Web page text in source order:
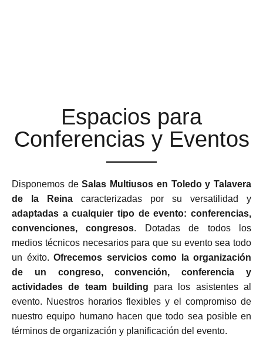
Espacios para
Conferencias y Eventos
Disponemos deSalas Multiusos en Toledo y Talavera
de la Reina caracterizadas por su versatilidad y
adaptadas a cualquier tipo de evento: conferencias,
convenciones, congresos. Dotadas de todos los
medios técnicos necesarios para que su evento sea todo
un éxito. Ofrecemos servicios como la organización
de un congreso, convención, conferencia y
actividades de team building para los asistentes al
evento. Nuestros horarios flexibles y el compromiso de
nuestro equipo humano hacen que todo sea posible en
términos de organización y planificación del evento.